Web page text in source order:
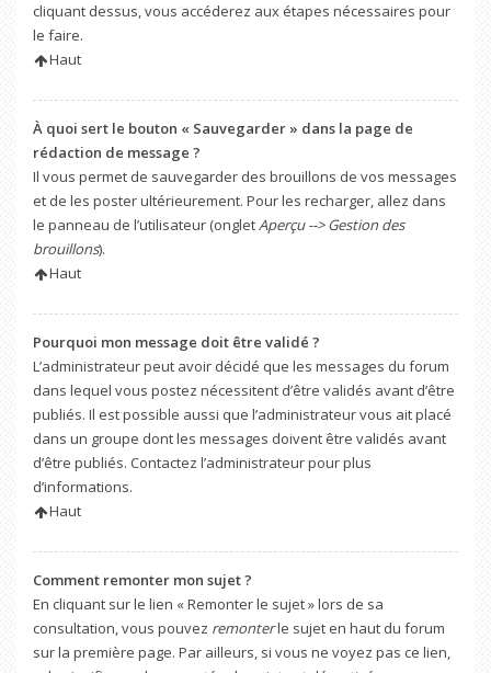
cliquant dessus, vous accéderez aux étapes nécessaires pour
le faire.
Haut
À quoi sert le bouton « Sauvegarder » dans la page de
rédaction de message ?
Il vous permet de sauvegarder des brouillons de vos messages
et de les poster ultérieurement. Pour les recharger, allez dans
le panneau de l’utilisateur (ongletAperçu --> Gestion des
brouillons).
Haut
Pourquoi mon message doit être validé ?
L’administrateur peut avoir décidé que les messages du forum
dans lequel vous postez nécessitent d’être validés avant d’être
publiés. Il est possible aussi que l’administrateur vous ait placé
dans un groupe dont les messages doivent être validés avant
d’être publiés. Contactez l’administrateur pour plus
d’informations.
Haut
Comment remonter mon sujet ?
En cliquant sur le lien « Remonter le sujet » lors de sa
consultation, vous pouvez remonterle sujet en haut du forum
sur la première page. Par ailleurs, si vous ne voyez pas ce lien,